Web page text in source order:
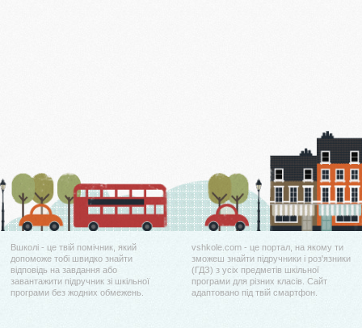
Вшколі - це твій помічник, який
допоможе тобі швидко знайти
відповідь на завдання або
завантажити підручник зі шкільної
програми без жодних обмежень.
vshkole.com - це портал, на якому ти
зможеш знайти підручники і роз'язники
(ГДЗ) з усіх предметів шкільної
програми для різних класів. Сайт
адаптовано під твій смартфон.